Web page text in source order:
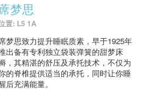
梦思
置: L5 1A
梦思致力提升睡眠质素，早于1925年
出备有专利独立袋装弹簧的甜梦床
，其精湛的舒压及承托技术，不仅为
的脊椎提供适当的承托，同时让你睡
后充满能量。